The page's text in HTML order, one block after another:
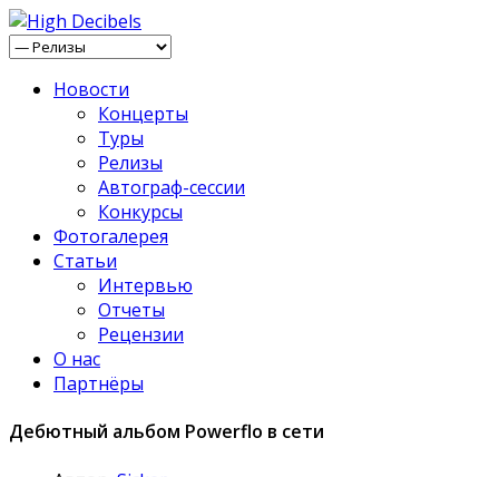
Новости
Концерты
Туры
Релизы
Автограф-сессии
Конкурсы
Фотогалерея
Статьи
Интервью
Отчеты
Рецензии
О нас
Партнёры
Дебютный альбом Powerflo в сети